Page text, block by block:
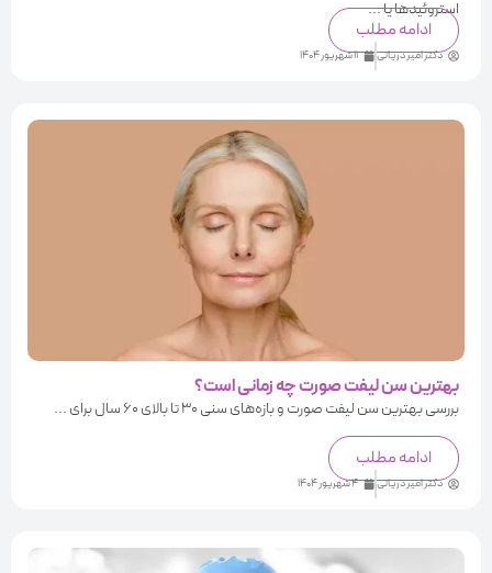
استروئیدها یا ...
ادامه مطلب
دکتر امیر دریانی 11 شهریور 1404
بهترین سن لیفت صورت چه زمانی است؟
بررسی بهترین سن لیفت صورت و بازه‌های سنی ۳۰ تا بالای ۶۰ سال برای ...
ادامه مطلب
دکتر امیر دریانی 4 شهریور 1404